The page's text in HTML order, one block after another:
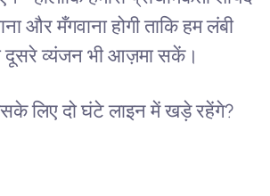
और मँगवाना होगी ताकि हम लंबी
दूसरे व्यंजन भी आज़मा सकें।
लिए दो घंटे लाइन में खड़े रहेंगे?